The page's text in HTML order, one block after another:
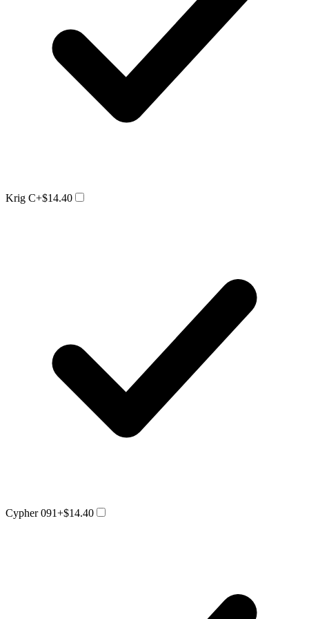
Krig C+$14.40
Cypher 091+$14.40